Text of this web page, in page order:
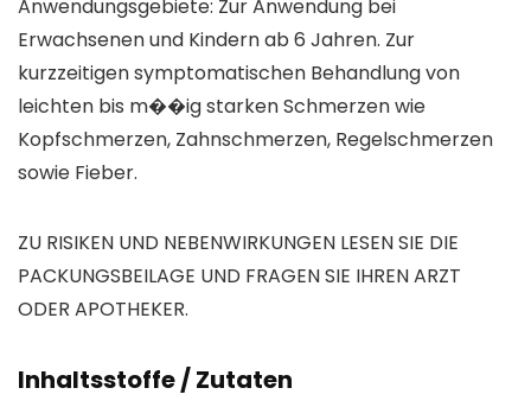
Anwendungsgebiete: Zur Anwendung bei
Erwachsenen und Kindern ab 6 Jahren. Zur
kurzzeitigen symptomatischen Behandlung von
leichten bis m��ig starken Schmerzen wie
Kopfschmerzen, Zahnschmerzen, Regelschmerzen
sowie Fieber.
ZU RISIKEN UND NEBENWIRKUNGEN LESEN SIE DIE
PACKUNGSBEILAGE UND FRAGEN SIE IHREN ARZT
ODER APOTHEKER.
Inhaltsstoffe / Zutaten